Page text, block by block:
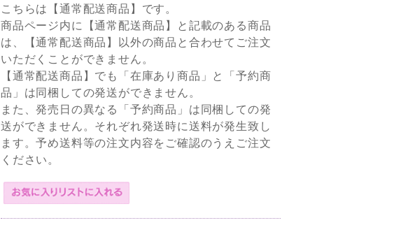
こちらは【通常配送商品】です。
商品ページ内に【通常配送商品】と記載のある商品
は、【通常配送商品】以外の商品と合わせてご注文
いただくことができません。
【通常配送商品】でも「在庫あり商品」と「予約商
品」は同梱しての発送ができません。
また、発売日の異なる「予約商品」は同梱しての発
送ができません。それぞれ発送時に送料が発生致し
ます。予め送料等の注文内容をご確認のうえご注文
ください。